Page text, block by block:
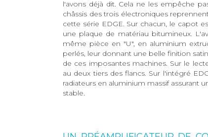
l'avons déjà dit. Cela ne les empêche
châssis des trois électroniques
cette série EDGE. Sur chacun, le capot
une plaque de matériau bitumineux.
même pièce en "U", en aluminium
perlés, leur donnant une belle finition
de ces imposantes machines. Sur le
au deux tiers des flancs. Sur l'intégré
radiateurs en aluminium massif
stable.